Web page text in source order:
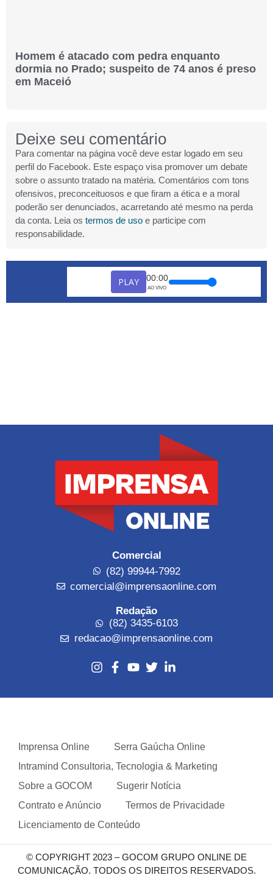
Homem é atacado com pedra enquanto
dormia no Prado; suspeito de 74 anos é preso
em Maceió
Deixe seu comentário
Para comentar na página você deve estar logado em seu
perfil do Facebook. Este espaço visa promover um debate
sobre o assunto tratado na matéria. Comentários com tons
ofensivos, preconceituosos e que firam a ética e a moral
poderão ser denunciados, acarretando até mesmo na perda
da conta. Leia os termos de uso e participe com
responsabilidade.
PLAY 00:00
AO VIVO
Comercial
(82) 99944-7992
comercial@imprensaonline.com
Redação
(82) 3435-6103
redacao@imprensaonline.com
Imprensa Online
Serra Gaúcha Online
Intramind Consultoria, Tecnologia & Marketing
Sobre a GOCOM
Sugerir Notícia
Contrato e Anúncio
Termos de Privacidade
Licenciamento de Conteúdo
© COPYRIGHT 2023 – GOCOM GRUPO ONLINE DE
COMUNICAÇÃO. TODOS OS DIREITOS RESERVADOS.